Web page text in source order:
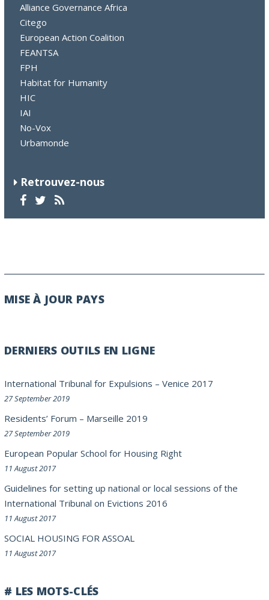
Alliance Governance Africa
Citego
European Action Coalition
FEANTSA
FPH
Habitat for Humanity
HIC
IAI
No-Vox
Urbamonde
Retrouvez-nous
MISE À JOUR PAYS
DERNIERS OUTILS EN LIGNE
International Tribunal for Expulsions – Venice 2017
27 September 2019
Residents’ Forum – Marseille 2019
27 September 2019
European Popular School for Housing Right
11 August 2017
Guidelines for setting up national or local sessions of the
International Tribunal on Evictions 2016
11 August 2017
SOCIAL HOUSING FOR ASSOAL
11 August 2017
# LES MOTS-CLÉS